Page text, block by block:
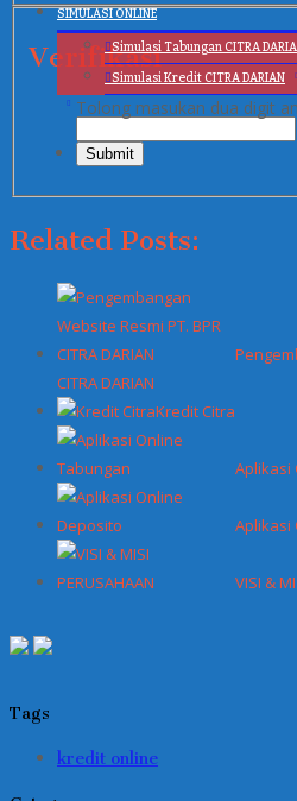
SIMULASI ONLINE
Simulasi Tabungan CITRA
Simulasi Kredit CITRA DARIAN
Verifikasi
Tolong masukan dua digit
Related Posts:
CITRA DARIAN
Kredit Citra
Aplikasi
Aplikasi
VISI &
Tags
kredit online